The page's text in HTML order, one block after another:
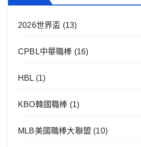
2026世界盃 (13)
CPBL中華職棒 (16)
HBL (1)
KBO韓國職棒 (1)
MLB美國職棒大聯盟 (10)